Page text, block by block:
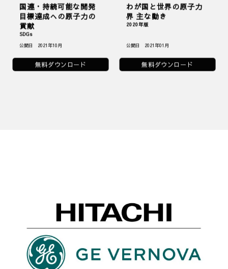
国連・持続可能な開発
目標達成への原子力の
貢献
SDGs
公開日 2021年10月
無料ダウンロード
わが国と世界の原子力
界 主な動き
2020年版
公開日 2021年01月
無料ダウンロード